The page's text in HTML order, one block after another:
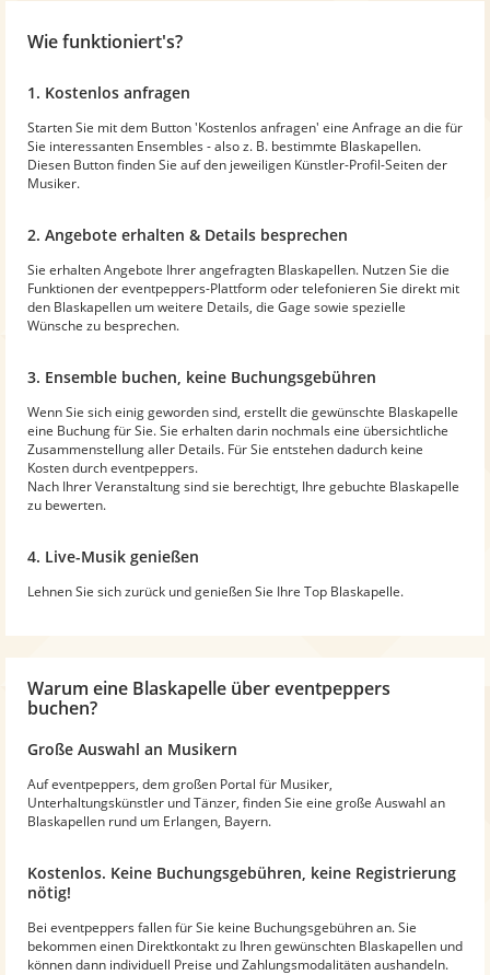
Wie funktioniert's?
1. Kostenlos anfragen
Starten Sie mit dem Button 'Kostenlos anfragen' eine Anfrage an die für
Sie interessanten Ensembles - also z. B. bestimmte Blaskapellen.
Diesen Button finden Sie auf den jeweiligen Künstler-Profil-Seiten der
Musiker.
2. Angebote erhalten & Details besprechen
Sie erhalten Angebote Ihrer angefragten Blaskapellen. Nutzen Sie die
Funktionen der eventpeppers-Plattform oder telefonieren Sie direkt mit
den Blaskapellen um weitere Details, die Gage sowie spezielle
Wünsche zu besprechen.
3. Ensemble buchen, keine Buchungsgebühren
Wenn Sie sich einig geworden sind, erstellt die gewünschte Blaskapelle
eine Buchung für Sie. Sie erhalten darin nochmals eine übersichtliche
Zusammenstellung aller Details. Für Sie entstehen dadurch keine
Kosten durch eventpeppers.
Nach Ihrer Veranstaltung sind sie berechtigt, Ihre gebuchte Blaskapelle
zu bewerten.
4. Live-Musik genießen
Lehnen Sie sich zurück und genießen Sie Ihre Top Blaskapelle.
Warum eine Blaskapelle über eventpeppers
buchen?
Große Auswahl an Musikern
Auf eventpeppers, dem großen Portal für Musiker,
Unterhaltungskünstler und Tänzer, finden Sie eine große Auswahl an
Blaskapellen rund um Erlangen, Bayern.
Kostenlos. Keine Buchungsgebühren, keine Registrierung
nötig!
Bei eventpeppers fallen für Sie keine Buchungsgebühren an. Sie
bekommen einen Direktkontakt zu Ihren gewünschten Blaskapellen und
können dann individuell Preise und Zahlungsmodalitäten aushandeln.